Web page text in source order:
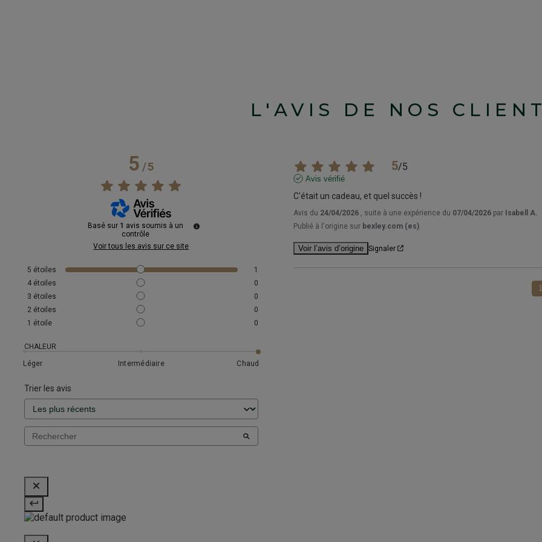
L'AVIS DE NOS
5/5
Basé sur 1 avis soumis à un
contrôle
Voir tous les avis sur ce site
5 étoiles
1
4 étoiles
0
3 étoiles
0
2 étoiles
0
1 étoile 0
CHALEUR
Léger
Intermédiaire Chaud
Trier les avis
5/5
Avis vérifié
C'était un cadeau, et quel succès !
Avis du 24/04/2026 , suite à une expérience du 07/04/2026 par Isabell A.
Publié à l'origine sur bexley.com (es)
Voir l’avis d’origine Signaler